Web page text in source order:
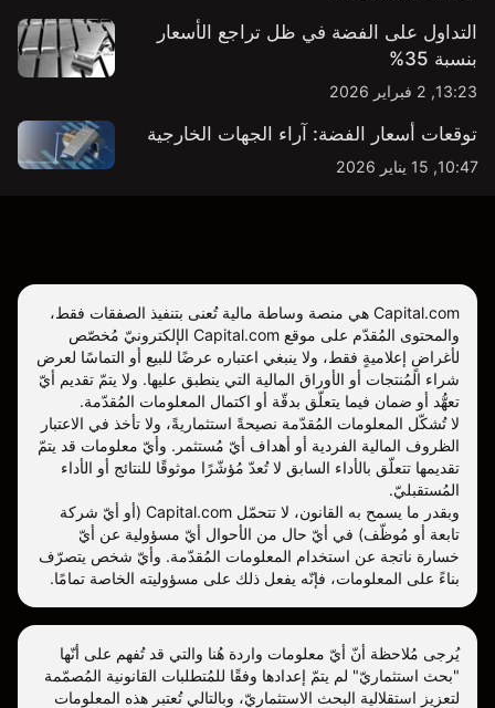
التداول على الفضة في ظل تراجع الأسعار
بنسبة 35%
13:23, 2 فبراير 2026
توقعات أسعار الفضة: آراء الجهات الخارجية
10:47, 15 يناير 2026
Capital.com هي منصة وساطة مالية تُعنى بتنفيذ الصفقات فقط،
والمحتوى المُقدّم على موقع Capital.com الإلكترونيّ مُخصّص
لأغراضٍ إعلاميةٍ فقط، ولا ينبغي اعتباره عرضًا للبيع أو التماسًا لعرض
شراء المُنتجات أو الأوراق المالية التي ينطبق عليها. ولا يتمّ تقديم أيّ
تعهُّد أو ضمان فيما يتعلّق بدقّة أو اكتمال المعلومات المُقدّمة.
لا تُشكّل المعلومات المُقدّمة نصيحةً استثماريةً، ولا تأخذ في الاعتبار
الظروف المالية الفردية أو أهداف أيّ مُستثمر. وأيّ معلومات قد يتمّ
تقديمها تتعلّق بالأداء السابق لا تُعدّ مُؤشّرًا موثوقًا للنتائج أو الأداء
المُستقبليّ.
وبقدر ما يسمح به القانون، لا تتحمّل Capital.com (أو أيّ شركة
تابعة أو مُوظّف) في أيّ حال من الأحوال أيّ مسؤولية عن أيّ
خسارة ناتجة عن استخدام المعلومات المُقدّمة. وأيّ شخص يتصرّف
بناءً على المعلومات، فإنّه يفعل ذلك على مسؤوليته الخاصة تمامًا.
يُرجى مُلاحظة أنّ أيّ معلومات واردة هُنا والتي قد تُفهم على أنّها
"بحث استثماريّ" لم يتمّ إعدادها وفقًا للمُتطلبات القانونية المُصمّمة
لتعزيز استقلالية البحث الاستثماريّ، وبالتالي تُعتبر هذه المعلومات